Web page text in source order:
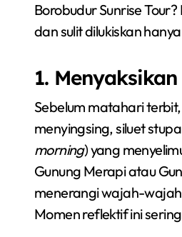
Borobudur Sunrise
dan sulit dilukiskan
1.
Sebelum matahari
menyingsing, siluet
morning) yang
Gunung Merapi atau
menerangi wajah-
Momen reflektif ini